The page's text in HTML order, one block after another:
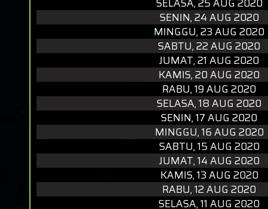
SENIN, 24 AUG 2020
MINGGU, 23 AUG 2020
SABTU, 22 AUG 2020
JUMAT, 21 AUG 2020
KAMIS, 20 AUG 2020
RABU, 19 AUG 2020
SELASA, 18 AUG 2020
SENIN, 17 AUG 2020
MINGGU, 16 AUG 2020
SABTU, 15 AUG 2020
JUMAT, 14 AUG 2020
KAMIS, 13 AUG 2020
RABU, 12 AUG 2020
SELASA, 11 AUG 2020